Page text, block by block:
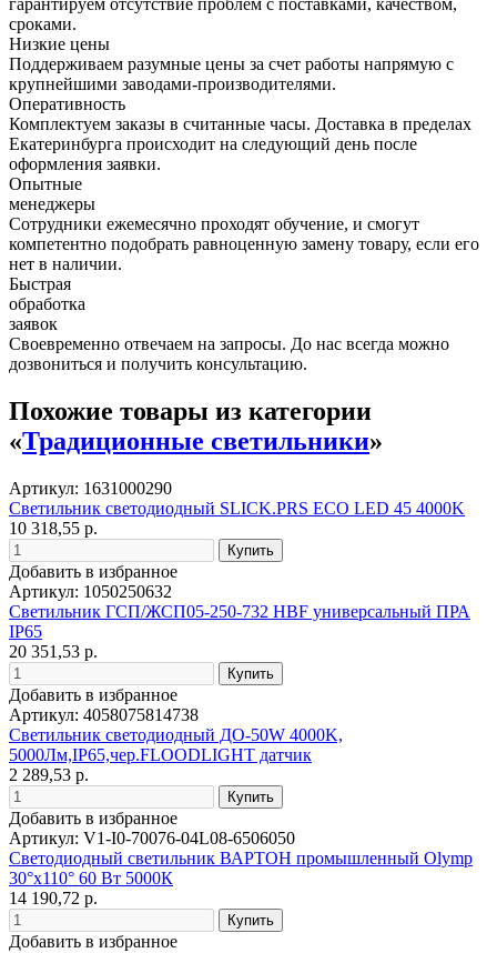
сроками.
Низкие цены
Поддерживаем разумные цены за счет работы напрямую с
крупнейшими заводами-производителями.
Оперативность
Комплектуем заказы в считанные часы. Доставка в пределах
Екатеринбурга происходит на следующий день после
оформления заявки.
Опытные
менеджеры
Сотрудники ежемесячно проходят обучение, и смогут
компетентно подобрать равноценную замену товару, если его
нет в наличии.
Быстрая
обработка
заявок
Своевременно отвечаем на запросы. До нас всегда можно
дозвониться и получить консультацию.
Похожие товары из категории
«Традиционные светильники»
Артикул: 1631000290
Светильник светодиодный SLICK.PRS ECO LED 45 4000K
10 318,55 р.
Добавить в избранное
Артикул: 1050250632
Светильник ГСП/ЖСП05-250-732 HBF универсальный ПРА
IP65
20 351,53 р.
Добавить в избранное
Артикул: 4058075814738
Светильник светодиодный ДО-50W 4000K,
5000Лм,IP65,чер.FLOODLIGHT датчик
2 289,53 р.
Добавить в избранное
Артикул: V1-I0-70076-04L08-6506050
Светодиодный светильник ВАРТОН промышленный Olymp
30°х110° 60 Вт 5000К
14 190,72 р.
Добавить в избранное